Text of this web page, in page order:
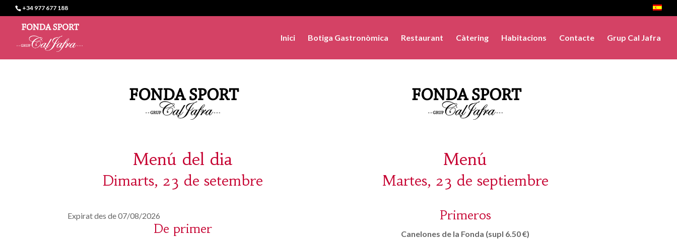
+34 977 677 188
Inici Botiga Gastronòmica Restaurant Càtering Habitacions Contacte Grup Cal Jafra
Menú del dia
Dimarts, 23 de setembre
Expirat des de 07/08/2026
De primer
Menú
Martes, 23 de septiembre
Primeros
Canelones de la Fonda (supl 6.50 €)